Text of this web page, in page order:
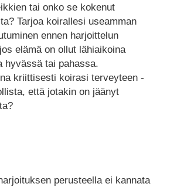
tai onko se kokenut
Tarjoa koirallesi useamman
ennen harjoittelun
elämä on ollut lähiaikoina
hyvässä tai pahassa.
kriittisesti koirasi terveyteen -
että jotakin on jäänyt
perusteella ei kannata